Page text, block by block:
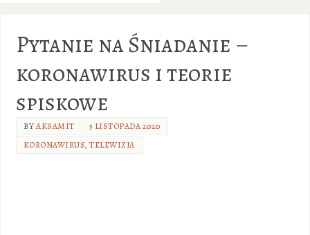
Pytanie na Śniadanie –
koronawirus i teorie
spiskowe
BYAKSAMIT
5 LISTOPADA 2020
KORONAWIRUS,TELEWIZJA